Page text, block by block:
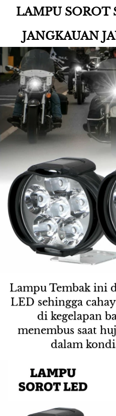
LAMPU SOROT
JANGKAUAN
Lampu Tembak ini
LED sehingga
di kegelapan
menembus saat
dalam